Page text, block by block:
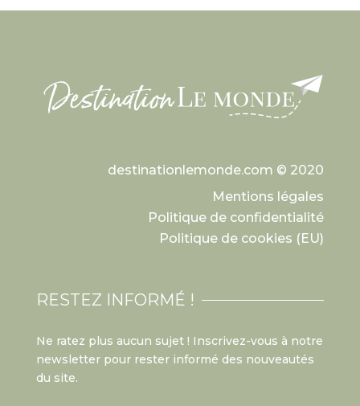
destinationlemonde.com © 2020
Mentions légales
Politique de confidentialité
Politique de cookies (EU)
RESTEZ INFORMÉ !
Ne ratez plus aucun sujet ! Inscrivez-vous à notre
newsletter pour rester informé des nouveautés
du site.